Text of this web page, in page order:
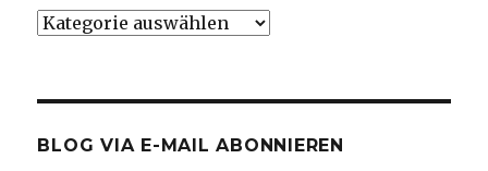
Kategorien
BLOG VIA E-MAIL ABONNIEREN